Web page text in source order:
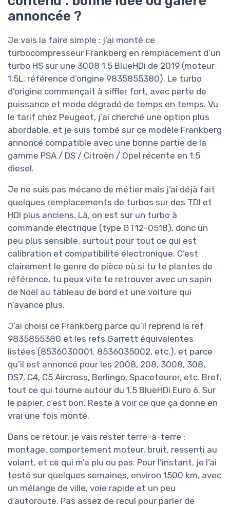
annoncée ?
Je vais la faire simple : j’ai monté ce
turbocompresseur Frankberg en remplacement d’un
turbo HS sur une 3008 1.5 BlueHDi de 2019 (moteur
1.5L, référence d’origine 9835855380). Le turbo
d’origine commençait à siffler fort, avec perte de
puissance et mode dégradé de temps en temps. Vu
le tarif chez Peugeot, j’ai cherché une option plus
abordable, et je suis tombé sur ce modèle Frankberg
annoncé compatible avec une bonne partie de la
gamme PSA / DS / Citroën / Opel récente en 1.5
diesel.
Je ne suis pas mécano de métier mais j’ai déjà fait
quelques remplacements de turbos sur des TDI et
HDI plus anciens. Là, on est sur un turbo à
commande électrique (type GT12-051B), donc un
peu plus sensible, surtout pour tout ce qui est
calibration et compatibilité électronique. C’est
clairement le genre de pièce où si tu te plantes de
référence, tu peux vite te retrouver avec un sapin
de Noël au tableau de bord et une voiture qui
n’avance plus.
J’ai choisi ce Frankberg parce qu’il reprend la ref
9835855380 et les refs Garrett équivalentes
listées (8536030001, 8536035002, etc.), et parce
qu’il est annoncé pour les 2008, 208, 3008, 308,
DS7, C4, C5 Aircross, Berlingo, Spacetourer, etc. Bref,
tout ce qui tourne autour du 1.5 BlueHDi Euro 6. Sur
le papier, c’est bon. Reste à voir ce que ça donne en
vrai une fois monté.
Dans ce retour, je vais rester terre-à-terre :
montage, comportement moteur, bruit, ressenti au
volant, et ce qui m’a plu ou pas. Pour l’instant, je l’ai
testé sur quelques semaines, environ 1500 km, avec
un mélange de ville, voie rapide et un peu
d’autoroute. Pas assez de recul pour parler de